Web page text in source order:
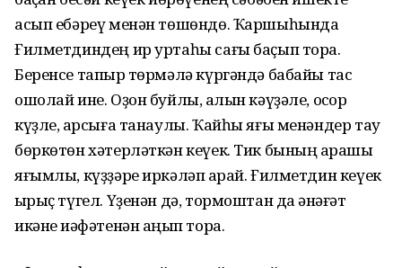
асып ебəреү менəн тɵшɵндɵ. Ҡаршыһында
Ғилметдиндең ир уртаһы сағы баҫып тора.
Беренсе тапҡыр тɵрмəлə күргəндə бабайы тас
ошолай ине. Оҙон буйлы, ҡалын кəүҙəле, осҡор
күҙле, ҡарсыға танаулы. Ҡайһы яғы менəндер тау
бɵркɵтɵн хəтерлəткəн кеүек. Тик бының ҡарашы
яғымлы, күҙҙəре иркəлəп ҡарай. Ғилметдин кеүек
ҡырыҫ түгел. Үҙенəн дə, тормоштан да ҡəнəғəт
икəне ҡиəфəтенəн аңҡып тора.